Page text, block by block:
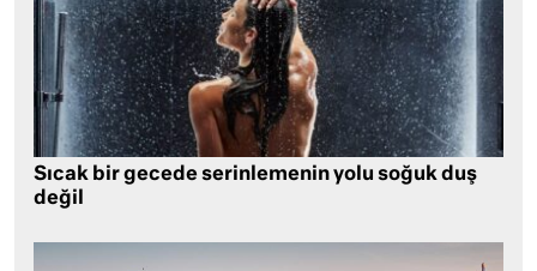
Sıcak bir gecede serinlemenin yolu soğuk duş
değil